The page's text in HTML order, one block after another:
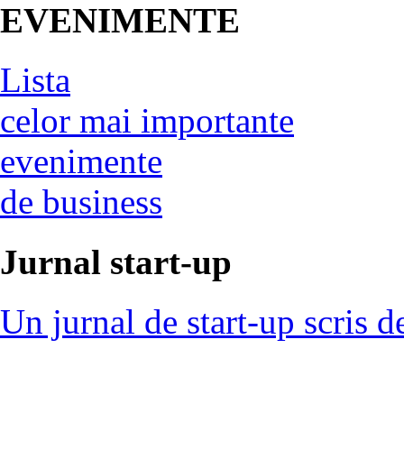
EVENIMENTE
Lista
celor mai importante
evenimente
de business
Jurnal start-up
Un jurnal de start-up scris